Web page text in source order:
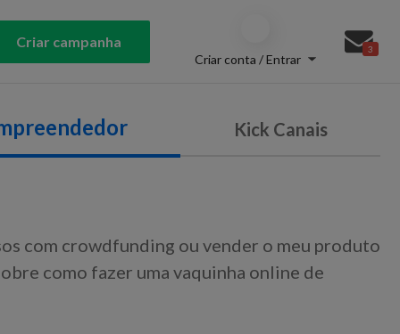
Criar campanha
Criar conta / Entrar
3
Kick Canais
com crowdfunding ou vender o meu produto
como fazer uma vaquinha online de